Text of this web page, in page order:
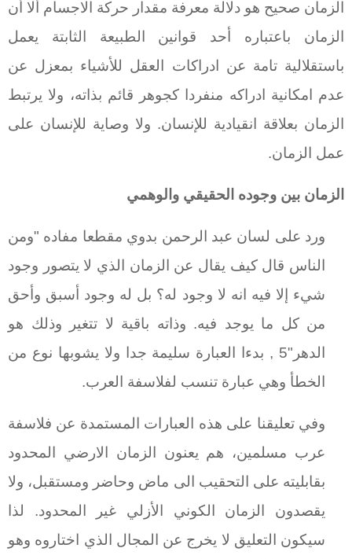
الزمان صحيح هو دلالة معرفة مقدار حركة الاجسام ألا أن
الزمان باعتباره أحد قوانين الطبيعة الثابتة يعمل
باستقلالية تامة عن ادراكات العقل للأشياء بمعزل عن
عدم امكانية ادراكه منفردا كجوهر قائم بذاته، ولا يرتبط
الزمان بعلاقة انقيادية للإنسان. ولا وصاية للإنسان على
عمل الزمان.
الزمان بين وجوده الحقيقي والوهمي
ورد على لسان عبد الرحمن بدوي مقطعا مفاده "ومن
الناس قال كيف يقال عن الزمان الذي لا يتصور وجود
شيء إلا فيه انه لا وجود له؟ بل له وجود أسبق وأحق
من كل ما يوجد فيه. وذاته باقية لا تتغير وذلك هو
الدهر"5 , بدءا العبارة سليمة جدا ولا يشوبها نوع من
الخطأ وهي عبارة تنسب لفلاسفة العرب.
وفي تعليقنا على هذه العبارات المستمدة عن فلاسفة
عرب مسلمين، هم يعنون الزمان الارضي المحدود
بقابليته على التحقيب الى ماض وحاضر ومستقبل، ولا
يقصدون الزمان الكوني الأزلي غير المحدود. لذا
سيكون التعليق لا يخرج عن المجال الذي اختاروه وهو